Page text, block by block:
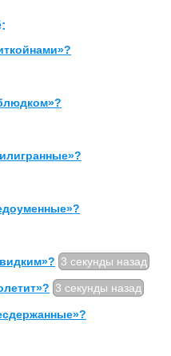
3 секунды назад
3 секунды назад